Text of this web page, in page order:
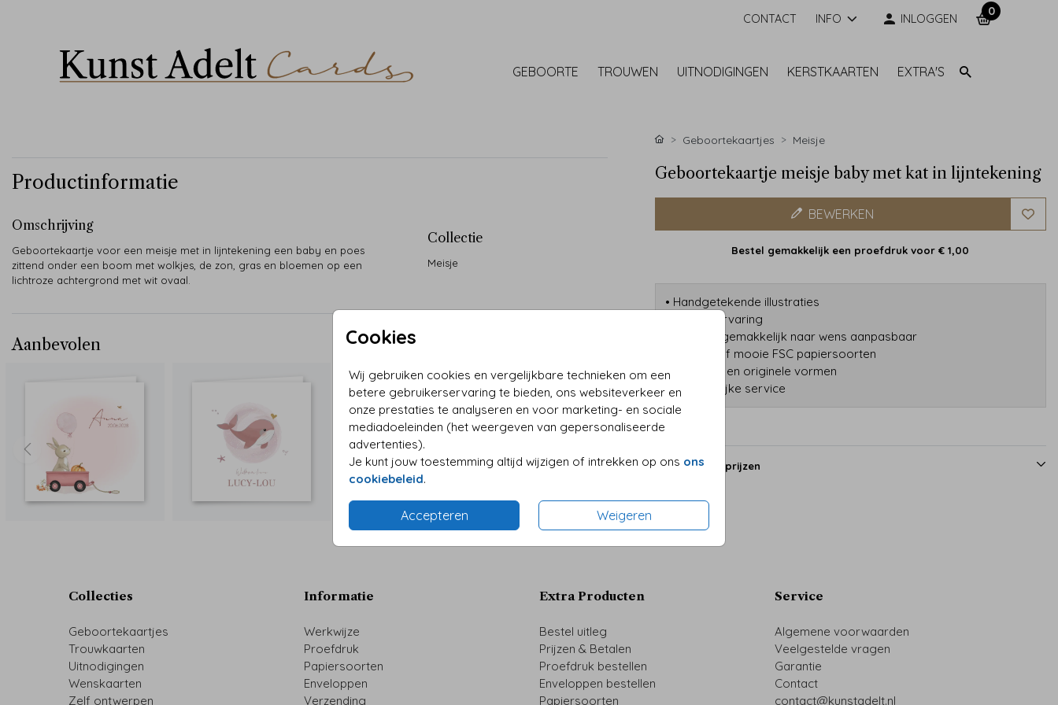
CONTACT INFO INLOGGEN
0
GEBOORTE TROUWEN UITNODIGINGEN KERSTKAARTEN EXTRA'S
Cookies
Wij gebruiken cookies en vergelijkbare technieken om een
betere gebruikerservaring te bieden, ons websiteverkeer en
onze prestaties te analyseren en voor marketing- en sociale
mediadoeleinden (het weergeven van gepersonaliseerde
advertenties).
Je kunt jouw toestemming altijd wijzigen of intrekken op ons ons
cookiebeleid.
Accepteren Weigeren
Productinformatie
Omschrijving
Geboortekaartje voor een meisje met in lijntekening een baby en poes
zittend onder een boom met wolkjes, de zon, gras en bloemen op een
lichtroze achtergrond met wit ovaal.
Collectie
Meisje
Aanbevolen
Geboortekaartjes Meisje
Geboortekaartje meisje baby met kat in lijntekening
BEWERKEN
Bestel gemakkelijk een proefdruk voor€ 1,00
• Handgetekende illustraties
• 90 jaar ervaring
• Designs gemakkelijk naar wens aanpasbaar
• Kwalitatief mooie FSC papiersoorten
• Foliedruk en originele vormen
• Persoonlijke service
Formaten en prijzen
Collecties
Geboortekaartjes
Trouwkaarten
Uitnodigingen
Wenskaarten
Zelf ontwerpen
Informatie
Werkwijze
Proefdruk
Papiersoorten
Enveloppen
Verzending
Extra Producten
Bestel uitleg
Prijzen & Betalen
Proefdruk bestellen
Enveloppen bestellen
Papiersoorten
Service
Algemene voorwaarden
Veelgestelde vragen
Garantie
Contact
contact@kunstadelt.nl